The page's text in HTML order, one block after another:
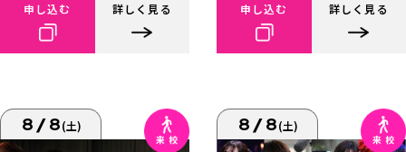
申し込む 詳しく見る 申し込む 詳しく見る
8/8(土) 8/8(土)